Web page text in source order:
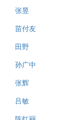
张昱
苗付友
田野
孙广中
张辉
吕敏